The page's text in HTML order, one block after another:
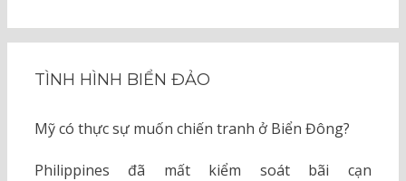
TÌNH HÌNH BIỂN ĐẢO
Mỹ có thực sự muốn chiến tranh ở Biển Đông?
Philippines đã mất kiểm soát bãi cạn